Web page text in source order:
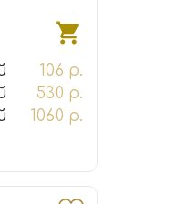
106 р.
530 р.
1060 р.